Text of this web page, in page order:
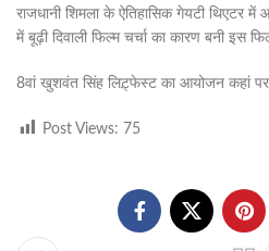
राजधानी शिमला के ऐतिहासिक गेयटी थिएटर में
में बूढ़ी दिवाली फिल्म चर्चा का कारण बनी इस
8वां खुशवंत सिंह लिट़्फेस्ट का आयोजन कहां पर
Post Views: 75